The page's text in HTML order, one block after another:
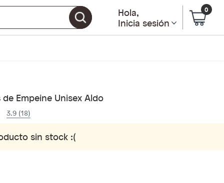
Hola,
Inicia sesión
0
de Empeine Unisex Aldo
3.9 (18)
sin stock :(